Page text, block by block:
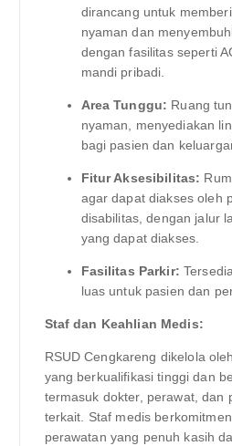
dirancang untuk
nyaman dan
dengan fasilitas seperti
mandi pribadi.
Area Tunggu: Ruang
nyaman, menyediakan
bagi pasien dan
Fitur Aksesibilitas:
agar dapat diakses oleh
disabilitas, dengan jalur
yang dapat diakses.
Fasilitas Parkir:
luas untuk pasien dan
Staf dan Keahlian Medis:
RSUD Cengkareng dikelola
yang berkualifikasi tinggi dan
termasuk dokter, perawat, dan
terkait. Staf medis
perawatan yang penuh kasih